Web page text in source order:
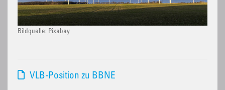
Bildquelle: Pixabay
VLB-Position zu BBNE